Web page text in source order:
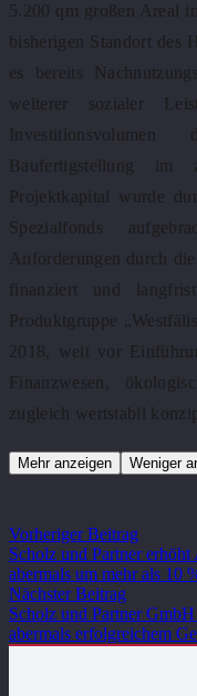
5.200 qm großen Areal
bisherigen Standort des
es bereits
weiterer sozialer
Baufertigstellung im
Projektkapital wurde
Spezialfonds
Anforderungen durch
finanziert und
Produktgruppe
2018, weit vor
Finanzwesen,
zugleich wertstabil
Mehr anzeigen Weniger
Vorheriger Beitrag
Scholz und Partner
abermals um mehr als 10
Nächster Beitrag
Scholz und Partner
abermals erfolgreichem